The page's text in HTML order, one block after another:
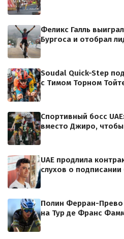
Феликс Галль
Бургоса и отобрал
Soudal Quick-Step
с Тимом Торном
Спортивный босс
вместо Джиро, чтобы
UAE продлила
слухов о подписании
Полин Ферран-
на Тур де Франс